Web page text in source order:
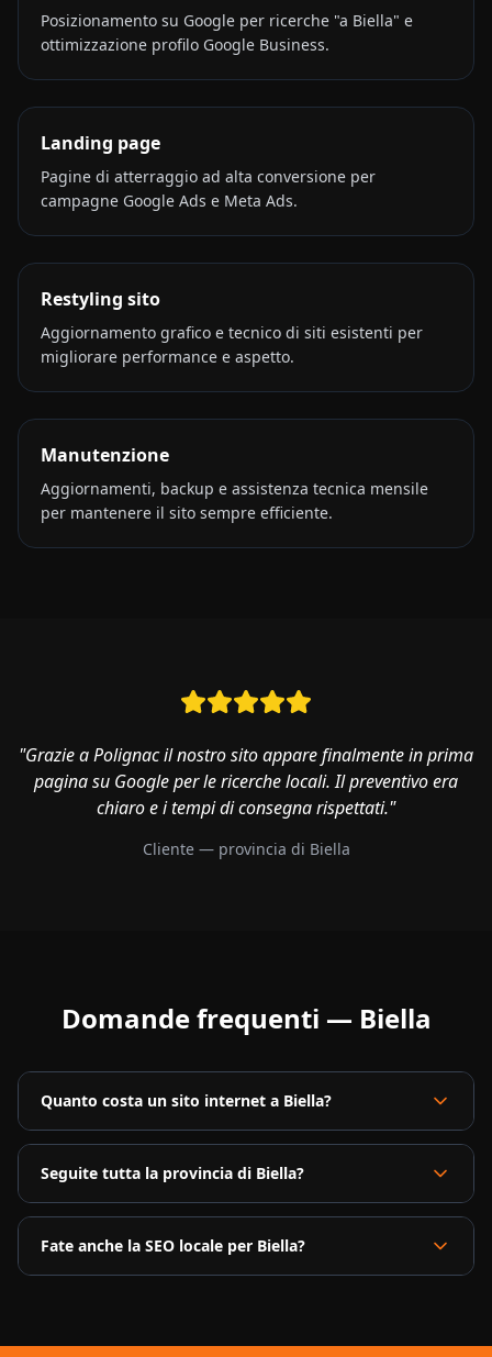
Posizionamento su Google per ricerche "a Biella" e
ottimizzazione profilo Google Business.
Landing page
Pagine di atterraggio ad alta conversione per
campagne Google Ads e Meta Ads.
Restyling sito
Aggiornamento grafico e tecnico di siti esistenti per
migliorare performance e aspetto.
Manutenzione
Aggiornamenti, backup e assistenza tecnica mensile
per mantenere il sito sempre efficiente.
"Grazie a Polignac il nostro sito appare finalmente in prima
pagina su Google per le ricerche locali. Il preventivo era
chiaro e i tempi di consegna rispettati."
Cliente — provincia di Biella
Domande frequenti — Biella
Quanto costa un sito internet a Biella?
Seguite tutta la provincia di Biella?
Fate anche la SEO locale per Biella?